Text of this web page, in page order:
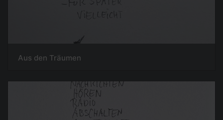
Aus den Träumen